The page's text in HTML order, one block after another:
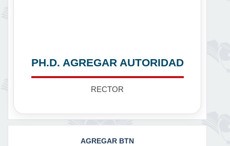
PH.D. AGREGAR AUTORIDAD
RECTOR
AGREGAR BTN